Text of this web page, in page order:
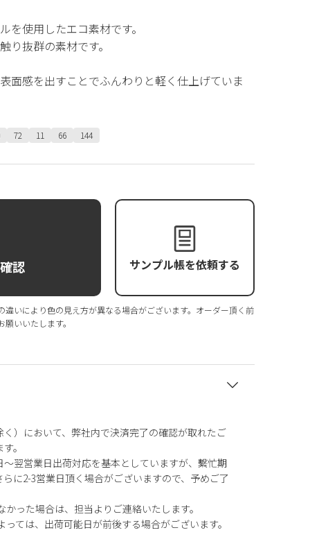
を使用したエコ素材です。
り抜群の素材です。
面感を出すことでふんわりと軽く仕上げていま
72 11 66 144
認 サンプル帳を依頼する
いにより色の見え方が異なる場合がございます。オーダー頂く前
いいたします。
）において、弊社内で決済完了の確認が取れたご
。
翌営業日出荷対応を基本としていますが、繫忙期
に2-3営業日頂く場合がございますので、予めご了
った場合は、担当よりご連絡いたします。
ては、出荷可能日が前後する場合がございます。